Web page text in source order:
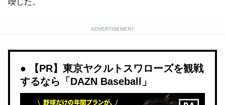
喫した。
ADVERTISEMENT
【PR】東京ヤクルトスワローズを観戦
するなら「DAZN Baseball」